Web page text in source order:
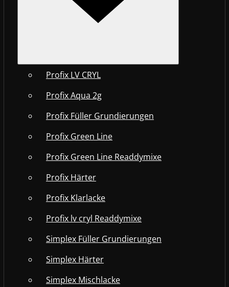
Profix LV CRYL
Profix Aqua 2g
Profix Füller Grundierungen
Profix Green Line
Profix Green Line Readdymixe
Profix Härter
Profix Klarlacke
Profix lv cryl Readdymixe
Simplex Füller Grundierungen
Simplex Härter
Simplex Mischlacke